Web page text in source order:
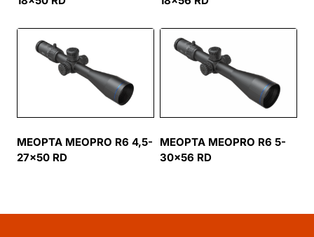
MEOPTA MEOPRO R6 4,5-
27×50 RD
MEOPTA MEOPRO R6 5-
30×56 RD